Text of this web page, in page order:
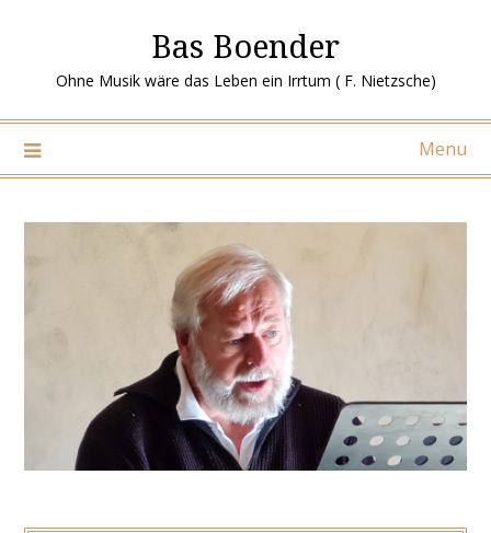
Bas Boender
Ohne Musik wäre das Leben ein Irrtum ( F. Nietzsche)
Menu